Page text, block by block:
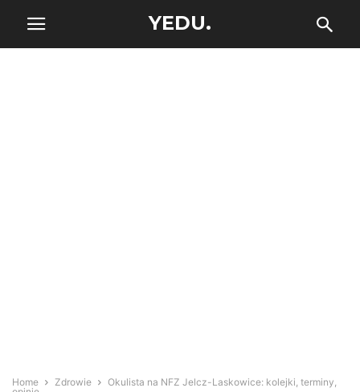
YEDU.
Home Zdrowie
Okulista na NFZ Jelcz-Laskowice: kolejki, terminy,